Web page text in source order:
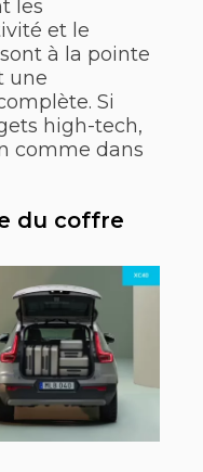
les
et le
à la pointe
une
Si
high-tech,
comme dans
du coffre